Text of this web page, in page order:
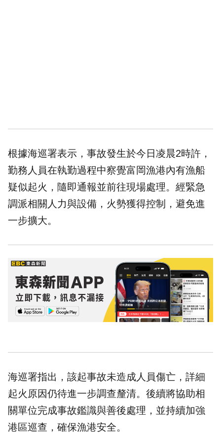
根據海巡署表示，事故發生於今日凌晨2時許，
勤務人員在執勤過程中察覺富岡漁港內有漁船
疑似起火，隨即通報並前往現場處理。經緊急
調派相關人力與設備，火勢獲得控制，避免進
一步擴大。
海巡署指出，該起事故未造成人員傷亡，詳細
起火原因仍待進一步調查釐清。後續將協助相
關單位完成事故鑑識與善後處理，並持續加強
港區巡查，確保漁港安全。